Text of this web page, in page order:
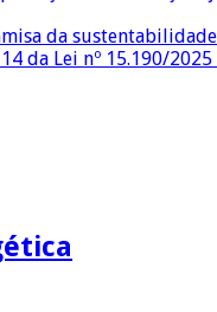
da sustentabilidade
Lei nº 15.190/